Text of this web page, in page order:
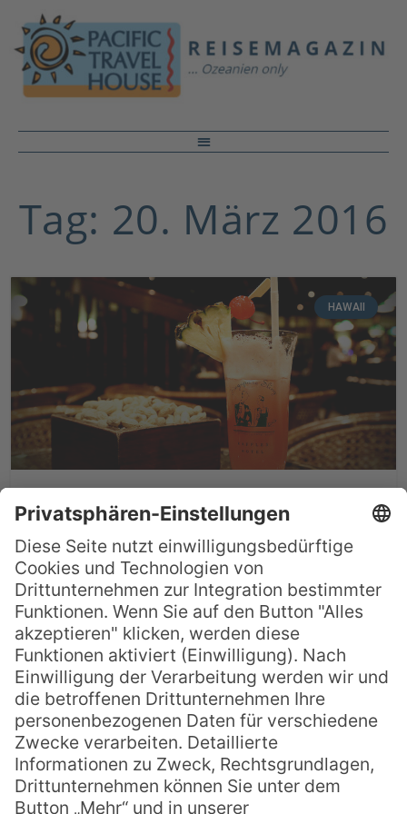
Tag: 20. März 2016
HAWAII
Berühmte Tiki Drinks:
Singapore Sling
Der beliebte Cocktail Singapore Sling
gehört zu den ältesten Drinks überhaupt.
In seiner langen Geschichte wechselte er
nicht nur seinen Namen, auch die Zutaten
variierten immer wieder. Erst durch das
Hinzufügen von Fruchtsäften in den 30er
Jahren wurde aus dem eigentlich recht
farblosen Singapore Sling ein klassischer,